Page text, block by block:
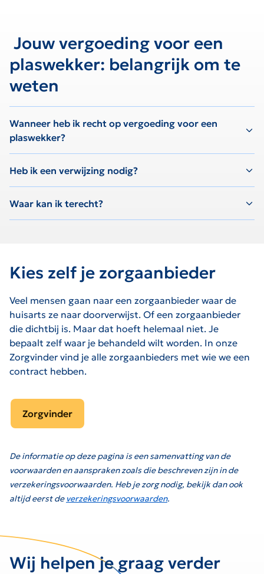
Jouw vergoeding voor een
plaswekker: belangrijk om te
weten
Wanneer heb ik recht op vergoeding voor een
plaswekker?
Heb ik een verwijzing nodig?
Waar kan ik terecht?
Kies zelf je zorgaanbieder
Veel mensen gaan naar een zorgaanbieder waar de
huisarts ze naar doorverwijst. Of een zorgaanbieder
die dichtbij is. Maar dat hoeft helemaal niet. Je
bepaalt zelf waar je behandeld wilt worden. In onze
Zorgvinder vind je alle zorgaanbieders met wie we een
contract hebben.
Zorgvinder
De informatie op deze pagina is een samenvatting van de
voorwaarden en aanspraken zoals die beschreven zijn in de
verzekeringsvoorwaarden. Heb je zorg nodig, bekijk dan ook
altijd eerst de verzekeringsvoorwaarden.
Wij helpen je graag verder